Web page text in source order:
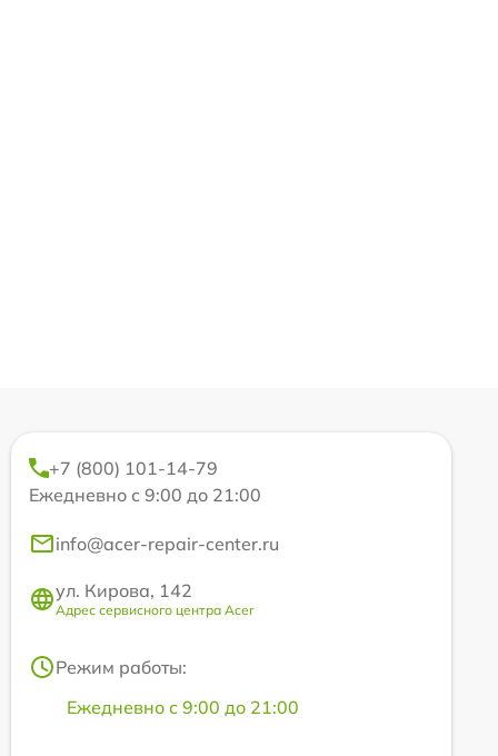
+7 (800) 101-14-79
Ежедневно с 9:00 до 21:00
info@acer-repair-center.ru
ул. Кирова, 142
Адрес сервисного центра Acer
Режим работы:
Ежедневно с 9:00 до 21:00